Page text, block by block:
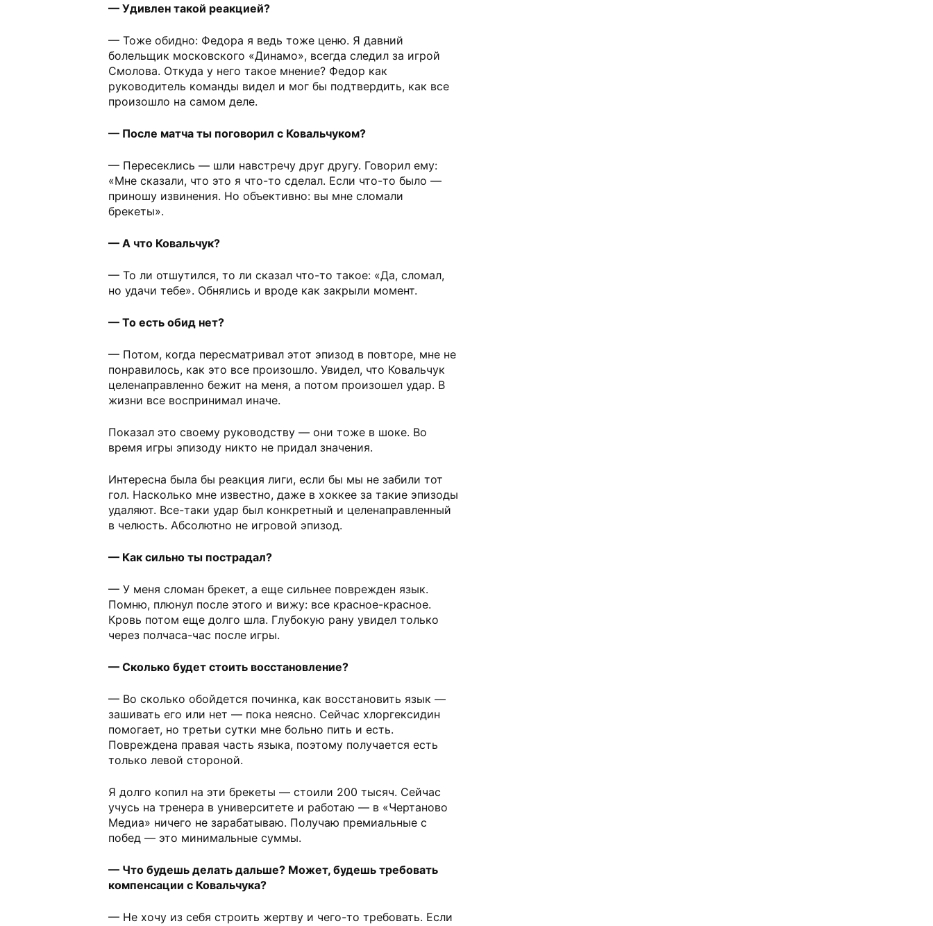
— Удивлен такой реакцией?
— Тоже обидно: Федора я ведь тоже ценю. Я давний
болельщик московского «Динамо», всегда следил за игрой
Смолова. Откуда у него такое мнение? Федор как
руководитель команды видел и мог бы подтвердить, как все
произошло на самом деле.
— После матча ты поговорил с Ковальчуком?
— Пересеклись — шли навстречу друг другу. Говорил ему:
«Мне сказали, что это я что-то сделал. Если что-то было —
приношу извинения. Но объективно: вы мне сломали
брекеты».
— А что Ковальчук?
— То ли отшутился, то ли сказал что-то такое: «Да, сломал,
но удачи тебе». Обнялись и вроде как закрыли момент.
— То есть обид нет?
— Потом, когда пересматривал этот эпизод в повторе, мне не
понравилось, как это все произошло. Увидел, что Ковальчук
целенаправленно бежит на меня, а потом произошел удар. В
жизни все воспринимал иначе.
Показал это своему руководству — они тоже в шоке. Во
время игры эпизоду никто не придал значения.
Интересна была бы реакция лиги, если бы мы не забили тот
гол. Насколько мне известно, даже в хоккее за такие эпизоды
удаляют. Все-таки удар был конкретный и целенаправленный
в челюсть. Абсолютно не игровой эпизод.
— Как сильно ты пострадал?
— У меня сломан брекет, а еще сильнее поврежден язык.
Помню, плюнул после этого и вижу: все красное-красное.
Кровь потом еще долго шла. Глубокую рану увидел только
через полчаса-час после игры.
— Сколько будет стоить восстановление?
— Во сколько обойдется починка, как восстановить язык —
зашивать его или нет — пока неясно. Сейчас хлоргексидин
помогает, но третьи сутки мне больно пить и есть.
Повреждена правая часть языка, поэтому получается есть
только левой стороной.
Я долго копил на эти брекеты — стоили 200 тысяч. Сейчас
учусь на тренера в университете и работаю — в «Чертаново
Медиа» ничего не зарабатываю. Получаю премиальные с
побед — это минимальные суммы.
— Что будешь делать дальше? Может, будешь требовать
компенсации с Ковальчука?
— Не хочу из себя строить жертву и чего-то требовать. Если